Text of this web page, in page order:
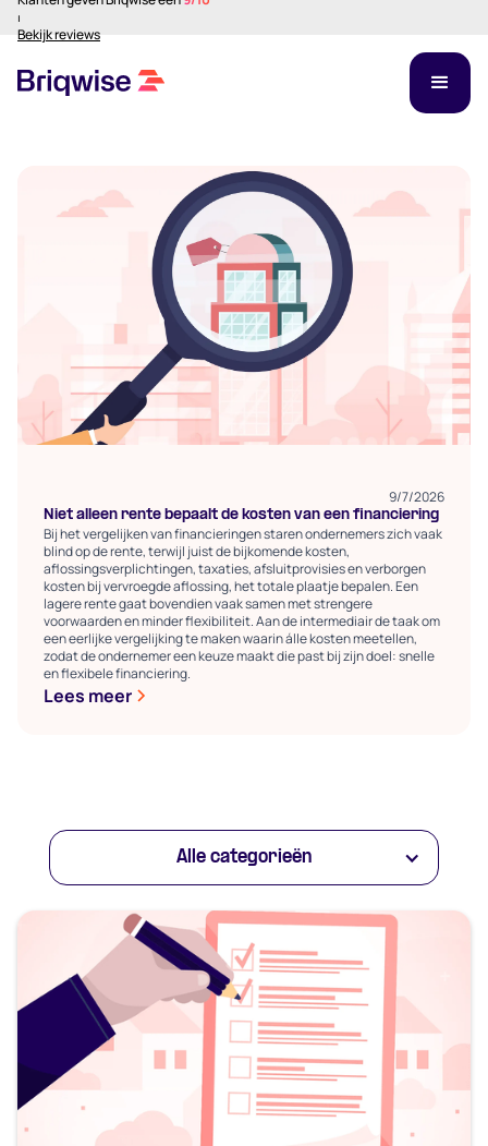
⏐
Bekijk reviews
9/7/2026
Niet alleen rente bepaalt de kosten van een financiering
Bij het vergelijken van financieringen staren ondernemers zich vaak
blind op de rente, terwijl juist de bijkomende kosten,
aflossingsverplichtingen, taxaties, afsluitprovisies en verborgen
kosten bij vervroegde aflossing, het totale plaatje bepalen. Een
lagere rente gaat bovendien vaak samen met strengere
voorwaarden en minder flexibiliteit. Aan de intermediair de taak om
een eerlijke vergelijking te maken waarin álle kosten meetellen,
zodat de ondernemer een keuze maakt die past bij zijn doel: snelle
en flexibele financiering.
Lees meer
Alle categorieën